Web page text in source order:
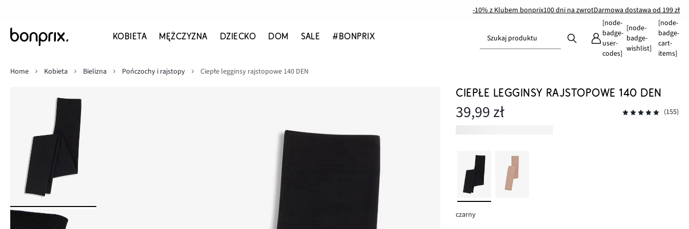
-10% z Klubem bonprix100 dni na zwrotDarmowa dostawa od 199 zł
KOBIETA MĘŻCZYZNA DZIECKO DOM SALE #BONPRIX Szukaj produktu
[node-
badge-
user-
codes]
[node-
badge-
wishlist]
[node-
badge-
cart-
items]
Home
Kobieta Bielizna Pończochy i rajstopy Ciepłe legginsy rajstopowe 140 DEN
CIEPŁE LEGGINSY RAJSTOPOWE 140 DEN
39,99 zł (155)
czarny